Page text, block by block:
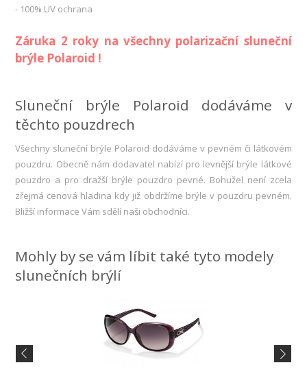
- 100% UV ochrana
Záruka 2 roky na všechny polarizační sluneční
brýle Polaroid !
Sluneční brýle Polaroid dodáváme v
těchto pouzdrech
Všechny sluneční brýle Polaroid dodáváme v pevném či látkovém
pouzdru. Obecně nám dodavatel nabízí pro levnější brýle látkové
pouzdro a pro dražší brýle pouzdro pevné. Bohužel není zcela
zřejmá cenová hladina kdy již obdržíme brýle v pouzdru pevném.
Bližší informace Vám sdělí naši obchodníci.
Mohly by se vám líbit také tyto modely
slunečních brýlí